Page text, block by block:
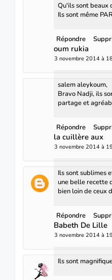
Qu'ils sont beaux
Ils sont même
Répondre
oum rukia
3 novembre 2014 à
salem aleykoum,
Bravo Nadji, ils
partage et
Répondre
la cuillère aux
3 novembre 2014 à
Ils sont sublimes
une belle recette
bien loin de ceux
Répondre
Babeth De Lille
3 novembre 2014 à
Ils sont